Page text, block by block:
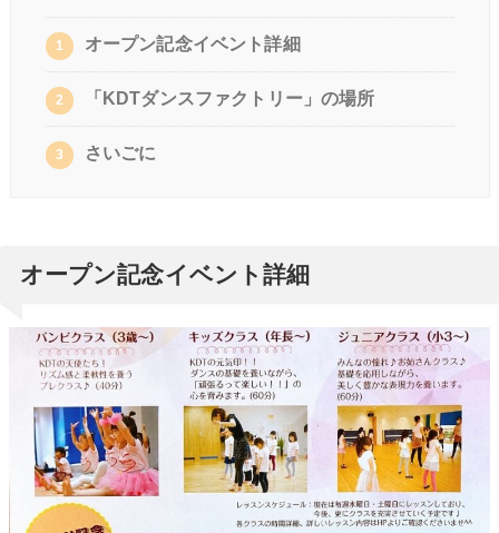
1 オープン記念イベント詳細
2 「KDTダンスファクトリー」の場所
3 さいごに
オープン記念イベント詳細